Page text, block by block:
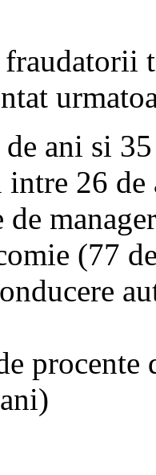
de ani si
intre 26
(77